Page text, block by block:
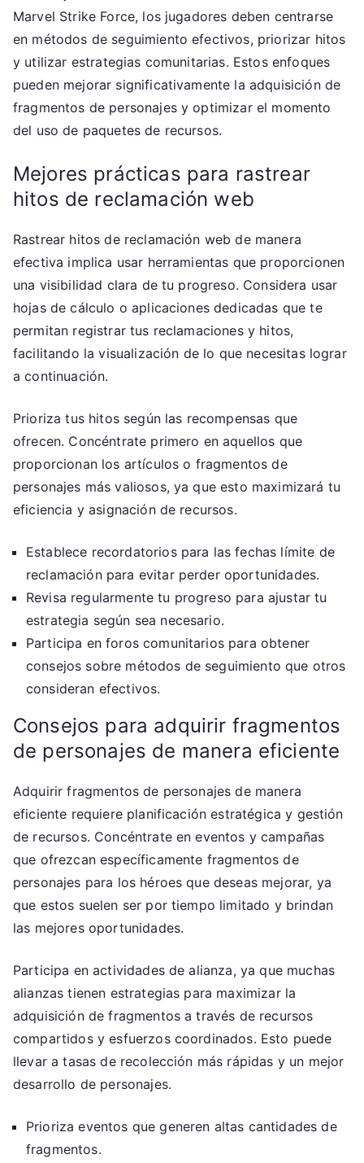
Marvel Strike Force, los jugadores deben centrarse
en métodos de seguimiento efectivos, priorizar hitos
y utilizar estrategias comunitarias. Estos enfoques
pueden mejorar significativamente la adquisición de
fragmentos de personajes y optimizar el momento
del uso de paquetes de recursos.
Mejores prácticas para rastrear
hitos de reclamación web
Rastrear hitos de reclamación web de manera
efectiva implica usar herramientas que proporcionen
una visibilidad clara de tu progreso. Considera usar
hojas de cálculo o aplicaciones dedicadas que te
permitan registrar tus reclamaciones y hitos,
facilitando la visualización de lo que necesitas lograr
a continuación.
Prioriza tus hitos según las recompensas que
ofrecen. Concéntrate primero en aquellos que
proporcionan los artículos o fragmentos de
personajes más valiosos, ya que esto maximizará tu
eficiencia y asignación de recursos.
Establece recordatorios para las fechas límite de
reclamación para evitar perder oportunidades.
Revisa regularmente tu progreso para ajustar tu
estrategia según sea necesario.
Participa en foros comunitarios para obtener
consejos sobre métodos de seguimiento que otros
consideran efectivos.
Consejos para adquirir fragmentos
de personajes de manera eficiente
Adquirir fragmentos de personajes de manera
eficiente requiere planificación estratégica y gestión
de recursos. Concéntrate en eventos y campañas
que ofrezcan específicamente fragmentos de
personajes para los héroes que deseas mejorar, ya
que estos suelen ser por tiempo limitado y brindan
las mejores oportunidades.
Participa en actividades de alianza, ya que muchas
alianzas tienen estrategias para maximizar la
adquisición de fragmentos a través de recursos
compartidos y esfuerzos coordinados. Esto puede
llevar a tasas de recolección más rápidas y un mejor
desarrollo de personajes.
Prioriza eventos que generen altas cantidades de
fragmentos.